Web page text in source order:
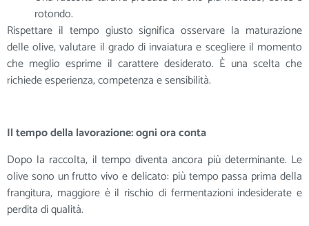
rotondo.
Rispettare il tempo giusto significa osservare la maturazione
delle olive, valutare il grado di invaiatura e scegliere il momento
che meglio esprime il carattere desiderato. È una scelta che
richiede esperienza, competenza e sensibilità.
Il tempo della lavorazione: ogni ora conta
Dopo la raccolta, il tempo diventa ancora più determinante. Le
olive sono un frutto vivo e delicato: più tempo passa prima della
frangitura, maggiore è il rischio di fermentazioni indesiderate e
perdita di qualità.